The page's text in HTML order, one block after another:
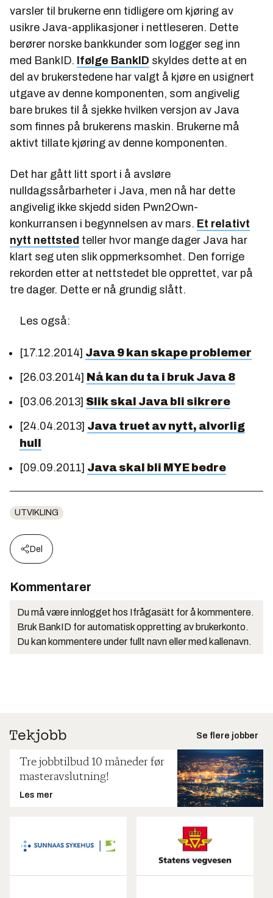
varsler til brukerne enn tidligere om kjøring av
usikre Java-applikasjoner i nettleseren. Dette
berører norske bankkunder som logger seg inn
med BankID. Ifølge BankID skyldes dette at en
del av brukerstedene har valgt å kjøre en usignert
utgave av denne komponenten, som angivelig
bare brukes til å sjekke hvilken versjon av Java
som finnes på brukerens maskin. Brukerne må
aktivt tillate kjøring av denne komponenten.
Det har gått litt sport i å avsløre
nulldagssårbarheter i Java, men nå har dette
angivelig ikke skjedd siden Pwn2Own-
konkurransen i begynnelsen av mars. Et relativt
nytt nettsted teller hvor mange dager Java har
klart seg uten slik oppmerksomhet. Den forrige
rekorden etter at nettstedet ble opprettet, var på
tre dager. Dette er nå grundig slått.
Les også:
[17.12.2014] Java 9 kan skape problemer
[26.03.2014] Nå kan du ta i bruk Java 8
[03.06.2013] Slik skal Java bli sikrere
[24.04.2013] Java truet av nytt, alvorlig
hull
[09.09.2011] Java skal bli MYE bedre
UTVIKLING
Del
Kommentarer
Du må være innlogget hos Ifrågasätt for å kommentere.
Bruk BankID for automatisk oppretting av brukerkonto.
Du kan kommentere under fullt navn eller med kallenavn.
Se flere jobber
Tre jobbtilbud 10 måneder før
masteravslutning!
Les mer